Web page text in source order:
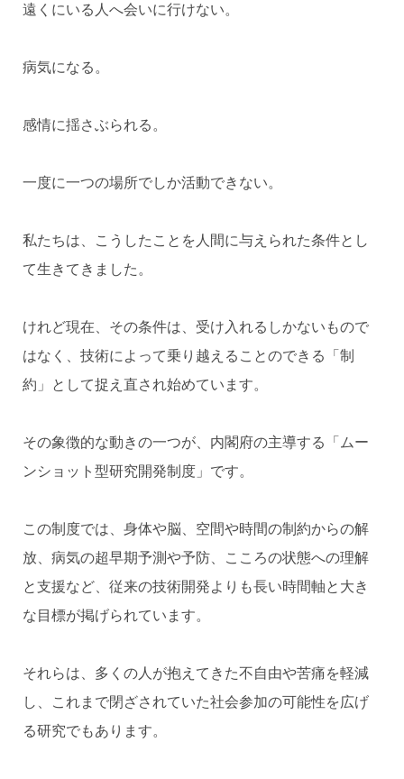
遠くにいる人へ会いに行けない。
病気になる。
感情に揺さぶられる。
一度に一つの場所でしか活動できない。
私たちは、こうしたことを人間に与えられた条件とし
て生きてきました。
けれど現在、その条件は、受け入れるしかないもので
はなく、技術によって乗り越えることのできる「制
約」として捉え直され始めています。
その象徴的な動きの一つが、内閣府の主導する「ムー
ンショット型研究開発制度」です。
この制度では、身体や脳、空間や時間の制約からの解
放、病気の超早期予測や予防、こころの状態への理解
と支援など、従来の技術開発よりも長い時間軸と大き
な目標が掲げられています。
それらは、多くの人が抱えてきた不自由や苦痛を軽減
し、これまで閉ざされていた社会参加の可能性を広げ
る研究でもあります。